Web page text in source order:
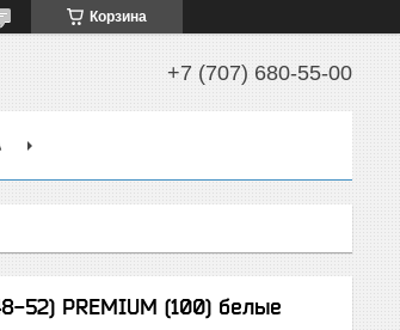
Корзина
+7 (707) 680-55-00
52) PREMIUM (100) белые